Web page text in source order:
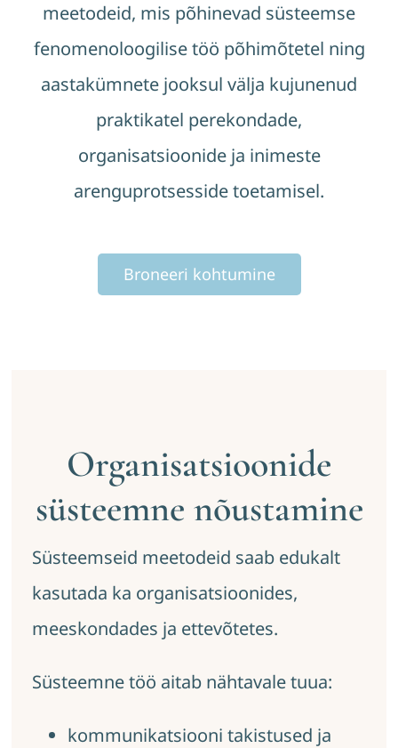
meetodeid, mis põhinevad süsteemse
fenomenoloogilise töö põhimõtetel ning
aastakümnete jooksul välja kujunenud
praktikatel perekondade,
organisatsioonide ja inimeste
arenguprotsesside toetamisel.
Broneeri kohtumine
Organisatsioonide
süsteemne nõustamine
Süsteemseid meetodeid saab edukalt
kasutada ka organisatsioonides,
meeskondades ja ettevõtetes.
Süsteemne töö aitab nähtavale tuua:
kommunikatsiooni takistused ja